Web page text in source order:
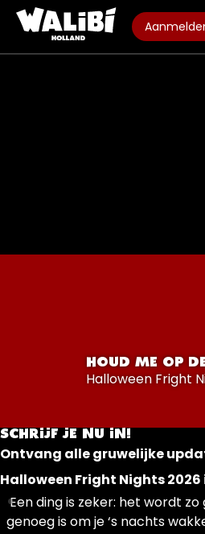
HOUD ME OP
Halloween Fright
SCHRIJF JE NU IN!
Ontvang alle gruwelijke
Halloween Fright Nights
Een ding is zeker: het wordt
genoeg is om je ‘s nachts